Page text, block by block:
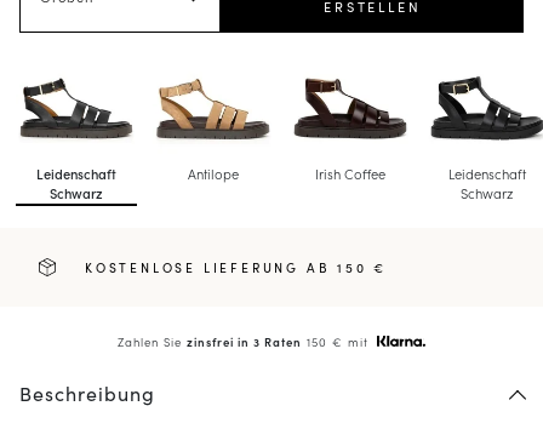
ERSTELLEN
Leidenschaft
Schwarz
Antilope Irish Coffee
Leidenschaft
Schwarz
KOSTENLOSE LIEFERUNG AB 150 €
Zahlen Siezinsfrei in 3 Raten 150 € mit
Beschreibung